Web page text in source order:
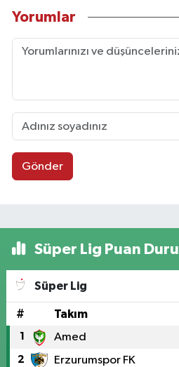
Yorumlar
Gönder
Süper Lig Puan
Süper Lig
# Takım
1 Amed
2 Erzurumspor FK